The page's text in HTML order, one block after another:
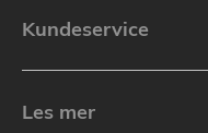
Kundeservice
Les mer